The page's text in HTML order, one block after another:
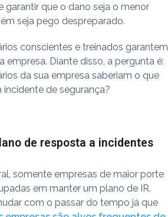
garantir que o dano seja o menor
seja pego despreparado.
conscientes e treinados garantem
empresa. Diante disso, a pergunta é:
da sua empresa saberiam o que
de segurança?
de resposta a incidentes
somente empresas de maior porte
em manter um plano de IR.
com o passar do tempo já que